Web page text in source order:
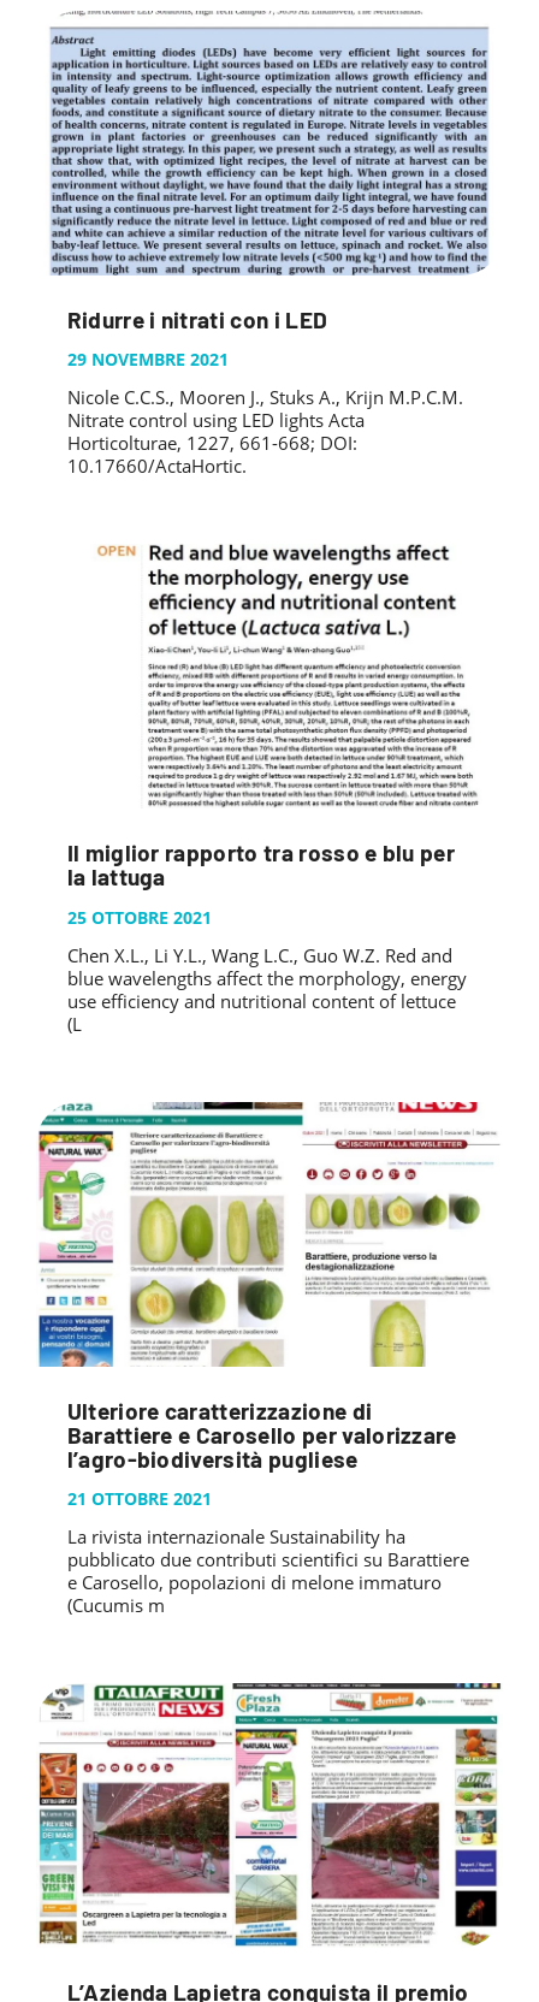
Ridurre i nitrati con i LED
29 NOVEMBRE 2021
Nicole C.C.S., Mooren J., Stuks A., Krijn M.P.C.M.
Nitrate control using LED lights Acta
Horticolturae, 1227, 661-668; DOI:
10.17660/ActaHortic.
Il miglior rapporto tra rosso e blu per
la lattuga
25 OTTOBRE 2021
Chen X.L., Li Y.L., Wang L.C., Guo W.Z. Red and
blue wavelengths affect the morphology, energy
use efficiency and nutritional content of lettuce
(L
Ulteriore caratterizzazione di
Barattiere e Carosello per valorizzare
l’agro-biodiversità pugliese
21 OTTOBRE 2021
La rivista internazionale Sustainability ha
pubblicato due contributi scientifici su Barattiere
e Carosello, popolazioni di melone immaturo
(Cucumis m
L’Azienda Lapietra conquista il premio